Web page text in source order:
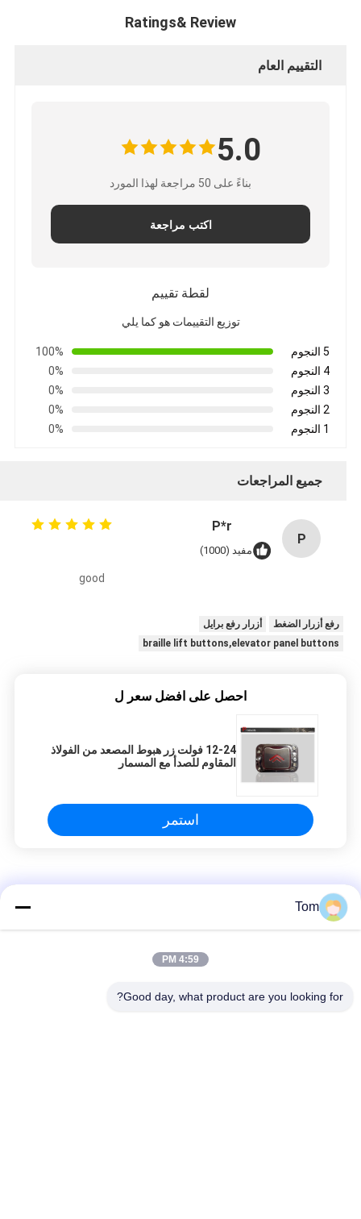
Ratings& Review
التقييم العام
5.0
بناءً على 50 مراجعة لهذا المورد
اكتب مراجعة
لقطة تقييم
توزيع التقييمات هو كما يلي
5 النجوم
100%
4 النجوم
0%
3 النجوم
0%
2 النجوم
0%
1 النجوم
0%
جميع المراجعات
P
P*r
مفيد (1000)
good
رفع أزرار الضغط
أزرار رفع برايل
braille lift buttons,elevator panel buttons
احصل على افضل سعر ل
12-24 فولت زر هبوط المصعد من الفولاذ
المقاوم للصدأ مع المسمار
استمر
مصعد زر
زر كهربائي مضيء بجهد 12 فولت مع تصميم رفيع / أزرار لأعلى وأسفل
Tom
4:59 PM
Good day, what product are you looking for?